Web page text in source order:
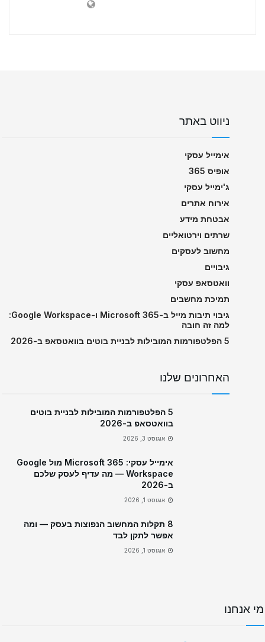
ניווט באתר
אימייל עסקי
אופיס 365
ג'ימייל עסקי
אירוח אתרים
אבטחת מידע
שרתים וירטואליים
מחשוב לעסקים
גיבויים
וואטסאפ עסקי
תמיכת מחשבים
גיבוי תיבות מייל ב-Microsoft 365 ו-Google Workspace:
למה זה חובה
5 הפלטפורמות המובילות לבניית בוטים בוואטסאפ ב-2026
האחרונים שלנו
5 הפלטפורמות המובילות לבניית בוטים
בוואטסאפ ב-2026
אוגוסט 3, 2026
אימייל עסקי: Microsoft 365 מול Google
Workspace — מה עדיף לעסק שלכם
ב-2026
אוגוסט 1, 2026
8 תקלות המחשוב הנפוצות בעסק — ומה
אפשר לתקן לבד
אוגוסט 1, 2026
מי אנחנו